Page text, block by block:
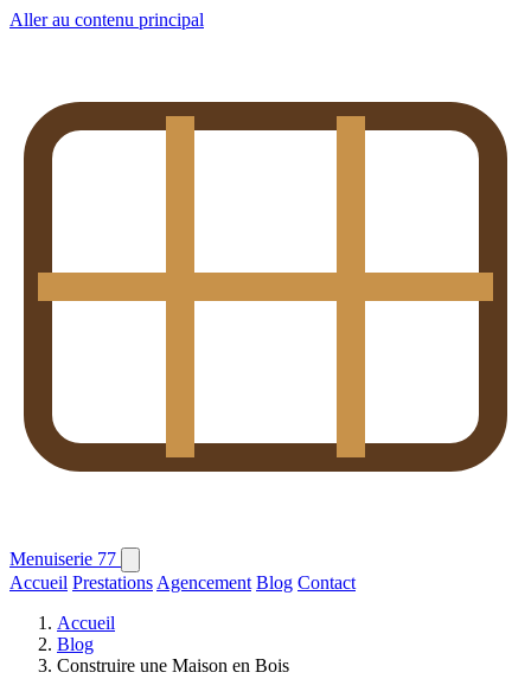
Aller au contenu principal
Menuiserie 77
Accueil Prestations Agencement Blog Contact
Accueil
Blog
Construire une Maison en Bois